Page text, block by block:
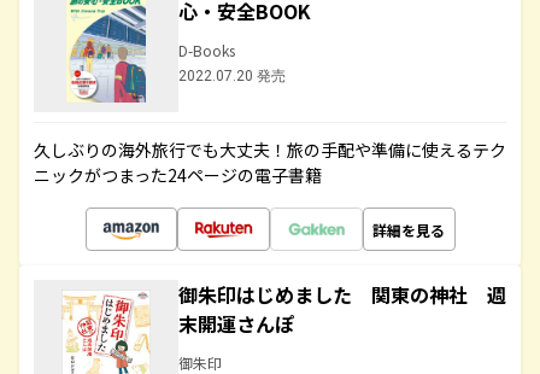
心・安全BOOK
D-Books
2022.07.20 発売
久しぶりの海外旅行でも大丈夫！旅の手配や準備に使えるテク
ニックがつまった24ページの電子書籍
詳細を見る
御朱印はじめました 関東の神社 週
末開運さんぽ
御朱印